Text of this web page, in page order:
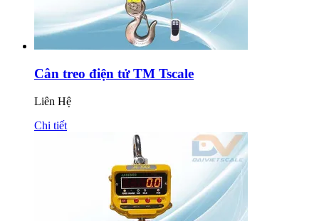
Cân treo điện tử TM Tscale
Liên Hệ
Chi tiết